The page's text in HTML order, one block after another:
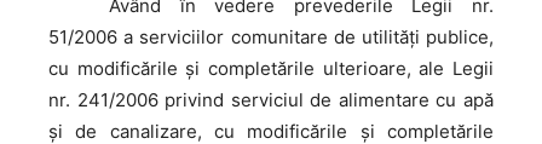
Având în vedere prevederile Legii nr.
51/2006 a serviciilor comunitare de utilităţi publice,
cu modificările şi completările ulterioare, ale Legii
nr. 241/2006 privind serviciul de alimentare cu apă
şi de canalizare, cu modificările şi completările